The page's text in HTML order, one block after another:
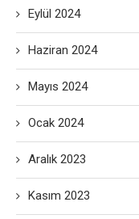
Eylül 2024
Haziran 2024
Mayıs 2024
Ocak 2024
Aralık 2023
Kasım 2023